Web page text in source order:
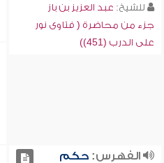
للشيخ: عبد العزيز بن باز
جزء من محاضرة ( فتاوى نور
على الدرب (451))
الفهرس:حكم